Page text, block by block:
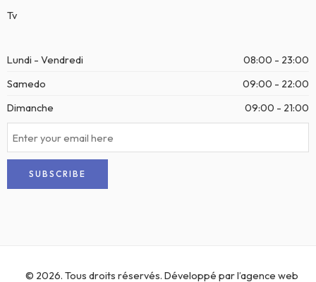
Tv
Lundi - Vendredi
08:00 - 23:00
Samedo
09:00 - 22:00
Dimanche
09:00 - 21:00
© 2026. Tous droits réservés. Développé par l’agence web